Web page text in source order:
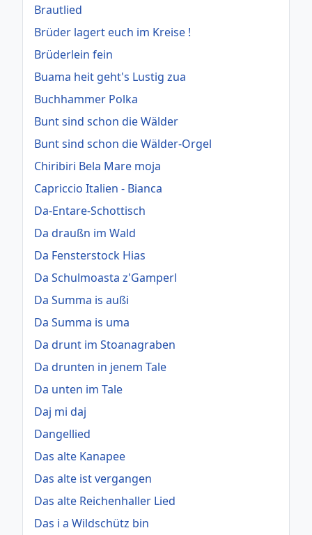
Brautlied
Brüder lagert euch im Kreise !
Brüderlein fein
Buama heit geht's Lustig zua
Buchhammer Polka
Bunt sind schon die Wälder
Bunt sind schon die Wälder-Orgel
Chiribiri Bela Mare moja
Capriccio Italien - Bianca
Da-Entare-Schottisch
Da draußn im Wald
Da Fensterstock Hias
Da Schulmoasta z'Gamperl
Da Summa is außi
Da Summa is uma
Da drunt im Stoanagraben
Da drunten in jenem Tale
Da unten im Tale
Daj mi daj
Dangellied
Das alte Kanapee
Das alte ist vergangen
Das alte Reichenhaller Lied
Das i a Wildschütz bin